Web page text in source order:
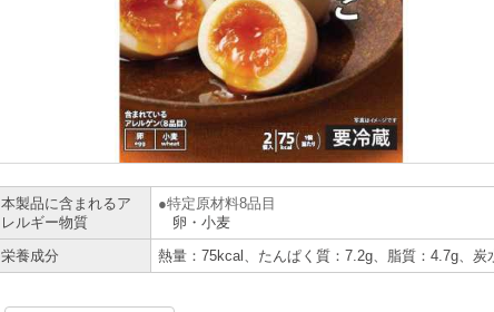
本製品に含まれるア
レルギー物質
特定原材料8品目
卵・小麦
栄養成分
熱量：75kcal、たんぱく質：7.2g、脂質：4.7g、